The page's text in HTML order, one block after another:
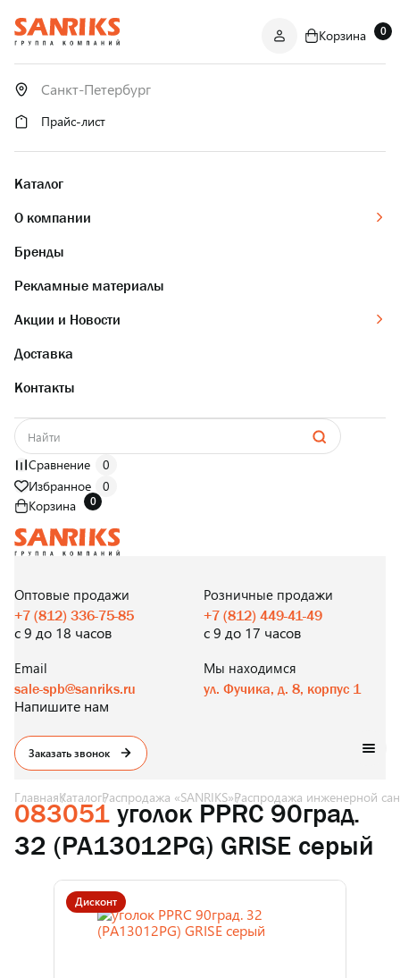
ОПТОМ
И В РОЗНИЦУ
Корзина 0
Прайс-лист
Каталог
О компании
Бренды
Рекламные материалы
Акции и Новости
Доставка
Контакты
Сравнение
0
Избранное
0
Корзина
0
И В РОЗНИЦУ
Оптовые продажи
+7 (812) 336-75-85
с 9 до 18 часов
Розничные продажи
+7 (812) 449-41-49
с 9 до 17 часов
Email
sale-spb@sanriks.ru
Напишите нам
Мы находимся
ул. Фучика, д. 8, корпус 1
Заказать звонок
ГлавнаяКаталогРаспродажа «SANRIKS»Распродажа инженерной
083051 уголок PPRC 90град.
32 (РА13012РG) GRISE серый
Дисконт